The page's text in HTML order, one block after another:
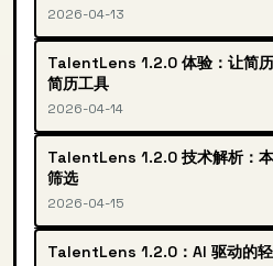
2026-04-13
TalentLens 1.2.0 体验：让简
简历工具
2026-04-14
TalentLens 1.2.0 技术解析：
筛选
2026-04-15
TalentLens 1.2.0：AI 驱动的